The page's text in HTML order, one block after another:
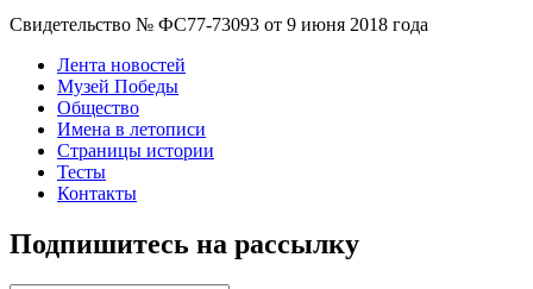
Свидетельство № ФС77-73093 от 9 июня 2018 года
Лента новостей
Музей Победы
Общество
Имена в летописи
Страницы истории
Тесты
Контакты
Подпишитесь на рассылку